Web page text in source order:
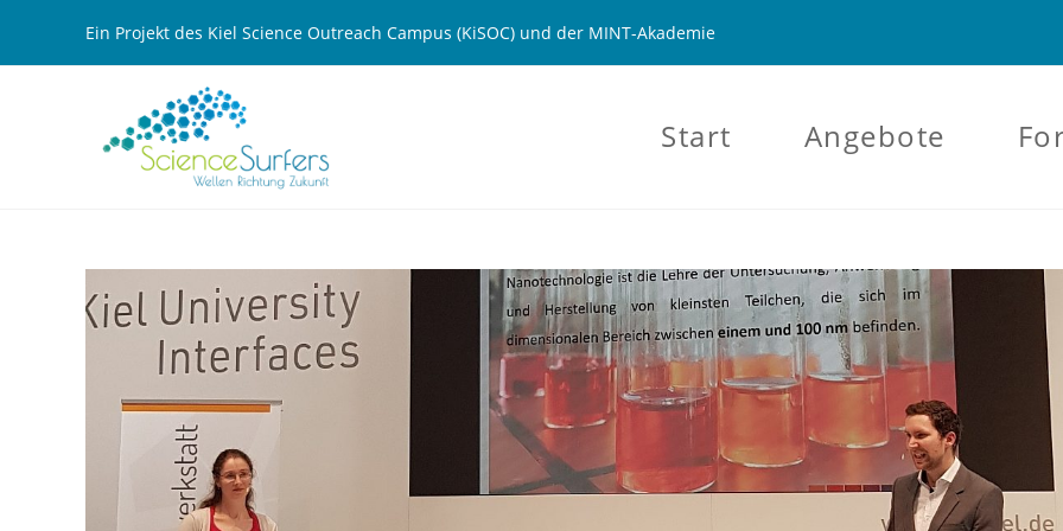
springen
Ein Projekt des Kiel Science Outreach Campus (KiSOC) und der MINT-Akademie
Start Angebote